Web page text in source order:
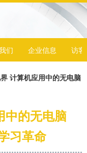
们 企业信息 访客
计算机应用中的无电脑
中的无电脑
习革命